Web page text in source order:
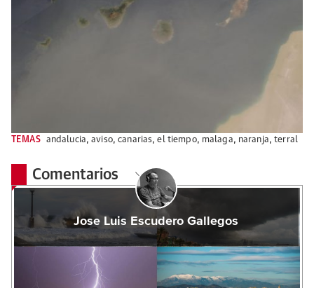
TEMAS andalucia,aviso,canarias,el tiempo, malaga, naranja,terral
Comentarios
Jose Luis Escudero Gallegos